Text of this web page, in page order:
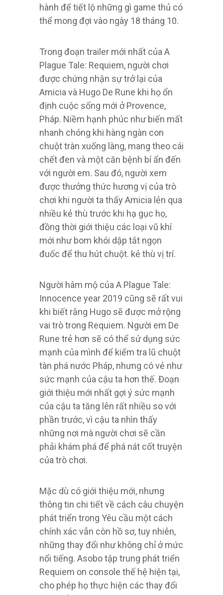
hành để tiết lộ những gì game thủ có
thể mong đợi vào ngày 18 tháng 10.
Trong đoạn trailer mới nhất của A
Plague Tale: Requiem, người chơi
được chứng nhận sự trở lại của
Amicia và Hugo De Rune khi họ ổn
định cuộc sống mới ở Provence,
Pháp. Niềm hạnh phúc như biến mất
nhanh chóng khi hàng ngàn con
chuột tràn xuống làng, mang theo cái
chết đen và một căn bệnh bí ẩn đến
với người em. Sau đó, người xem
được thưởng thức hương vị của trò
chơi khi người ta thấy Amicia lẻn qua
nhiều kẻ thù trước khi hạ gục họ,
đồng thời giới thiệu các loại vũ khí
mới như bom khói dập tắt ngọn
đuốc để thu hút chuột. kẻ thù vị trí.
Người hâm mộ của A Plague Tale:
Innocence year 2019 cũng sẽ rất vui
khi biết rằng Hugo sẽ được mở rộng
vai trò trong Requiem. Người em De
Rune trẻ hơn sẽ có thể sử dụng sức
mạnh của mình để kiểm tra lũ chuột
tàn phá nước Pháp, nhưng có vẻ như
sức mạnh của cậu ta hơn thế. Đoạn
giới thiệu mới nhất gợi ý sức mạnh
của cậu ta tăng lên rất nhiều so với
phần trước, vì cậu ta nhìn thấy
những nơi mà người chơi sẽ cần
phải khám phá để phá nát cốt truyện
của trò chơi.
Mặc dù có giới thiệu mới, nhưng
thông tin chi tiết về cách câu chuyện
phát triển trong Yêu cầu một cách
chính xác vẫn còn hồ sơ, tuy nhiên,
những thay đổi như không chỉ ở mức
nổi tiếng. Asobo tập trung phát triển
Requiem on console thế hệ hiện tại,
cho phép họ thực hiện các thay đổi